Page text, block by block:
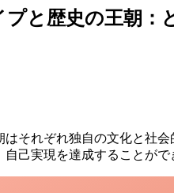
と歴史の王朝：
はそれぞれ独自の文化と社
自己実現を達成することが